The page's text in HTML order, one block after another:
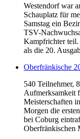
Westendorf war
Schauplatz für
Samstag ein
TSV-
Kampfrichter teil.
als die 20.
Oberfränkische
540 Teilnehmer,
Aufmerksamkeit
Meisterschaften
Morgen die
bei Coburg
Oberfränkischen